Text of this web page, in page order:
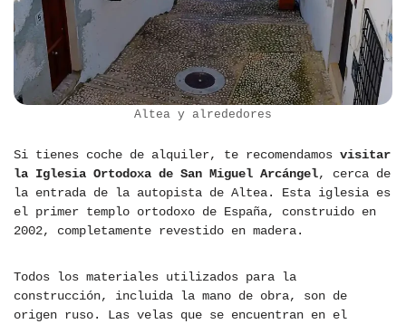
Altea y alrededores
Si tienes coche de alquiler, te recomendamos visitar
la Iglesia Ortodoxa de San Miguel Arcángel, cerca de
la entrada de la autopista de Altea. Esta iglesia es
el primer templo ortodoxo de España, construido en
2002, completamente revestido en madera.
Todos los materiales utilizados para la
construcción, incluida la mano de obra, son de
origen ruso. Las velas que se encuentran en el